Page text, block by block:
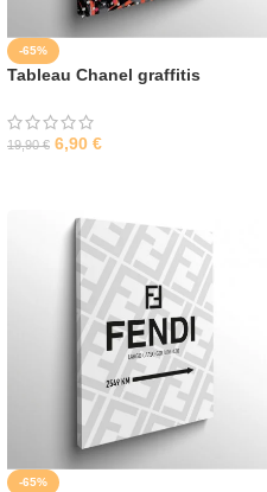
-65%
Tableau Chanel graffitis
19,90€ 6,90 €
-65%